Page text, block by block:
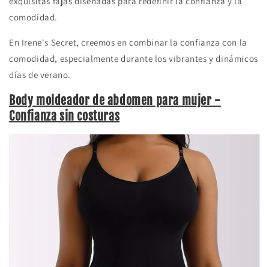
comodidad.
En Irene's Secret, creemos en combinar la confianza con la
comodidad, especialmente durante los vibrantes y dinámicos
días de verano.
Body moldeador de abdomen para mujer -
Confianza sin costuras